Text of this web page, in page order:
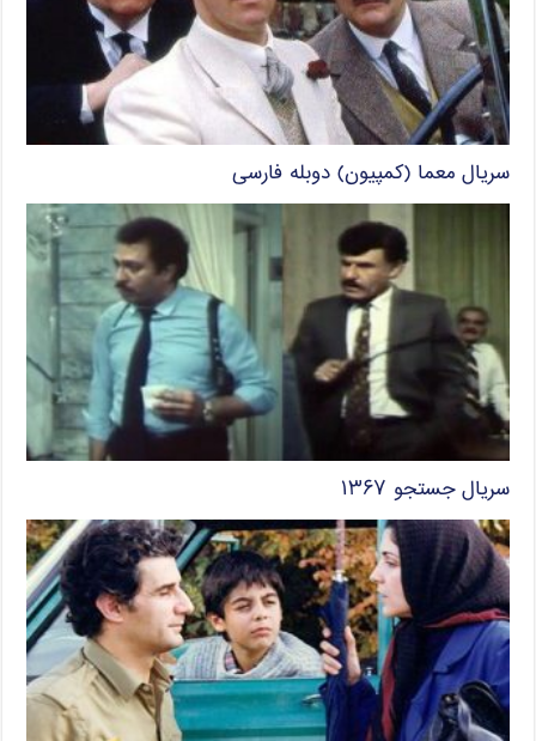
سریال معما (کمپیون) دوبله فارسی
سریال جستجو ۱۳۶۷